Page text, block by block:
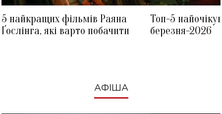
5 найкращих фільмів Раяна
Ґослінга, які варто побачити
Топ-5
березня-2026
АФІША